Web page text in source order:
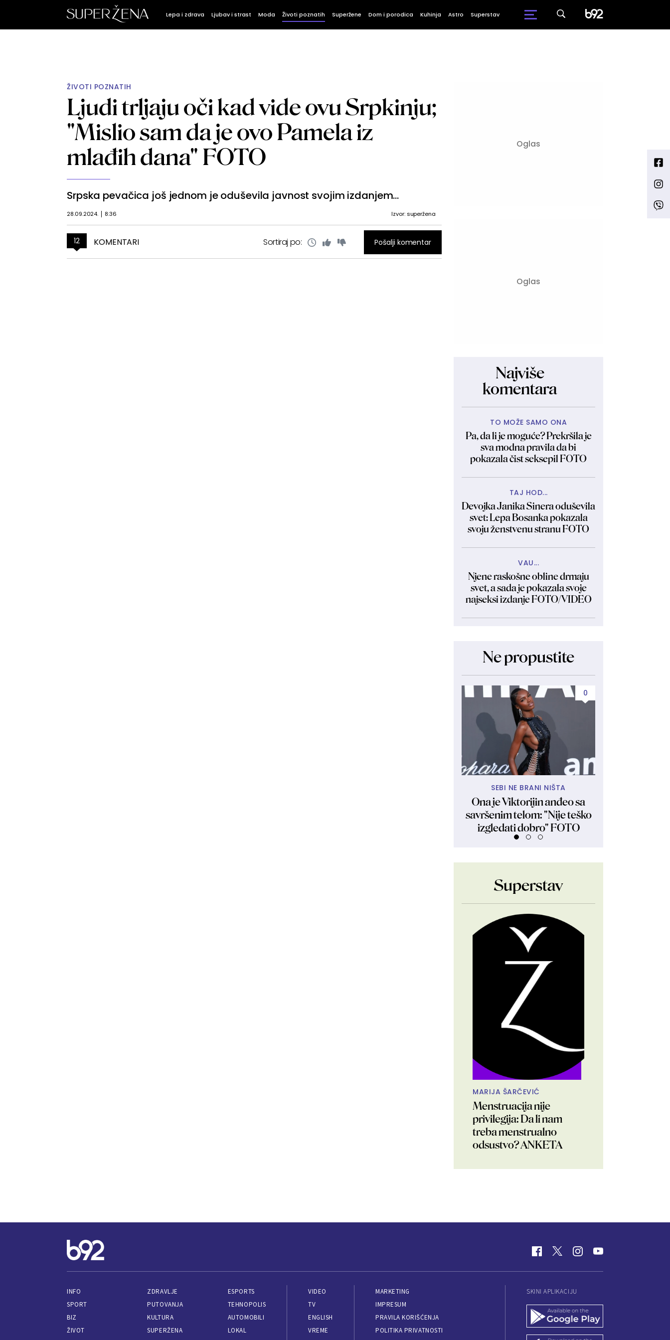
Lepa i zdrava Ljubav i strast Moda Životi poznatih Superžene Dom i porodica Kuhinja Astro Superstav
ŽIVOTI POZNATIH
Ljudi trljaju oči kad vide ovu Srpkinju;
"Mislio sam da je ovo Pamela iz
mlađih dana" FOTO
Srpska pevačica još jednom je oduševila javnost svojim izdanjem...
28.09.2024. 8:36 Izvor: superžena
12 KOMENTARI Sortiraj po: Pošalji komentar
Najviše
komentara
TO MOŽE SAMO ONA
Pa, da li je moguće? Prekršila je
sva modna pravila da bi
pokazala čist seksepil FOTO
TAJ HOD...
Devojka Janika Sinera oduševila
svet: Lepa Bosanka pokazala
svoju ženstvenu stranu FOTO
VAU...
Njene raskošne obline drmaju
svet, a sada je pokazala svoje
najseksi izdanje FOTO/VIDEO
Ne propustite
0
SEBI NE BRANI NIŠTA
Ona je Viktorijin anđeo sa
savršenim telom: "Nije teško
izgledati dobro" FOTO
Superstav
MARIJA ŠARČEVIĆ
Menstruacija nije
privilegija: Da li nam
treba menstrualno
odsustvo? ANKETA
INFO
SPORT
BIZ
ŽIVOT
ZDRAVLJE
PUTOVANJA
KULTURA
SUPERŽENA
ESPORTS
TEHNOPOLIS
AUTOMOBILI
LOKAL
VIDEO
TV
ENGLISH
VREME
MARKETING
IMPRESUM
PRAVILA KORIŠĆENJA
POLITIKA PRIVATNOSTI
SKINI APLIKACIJU